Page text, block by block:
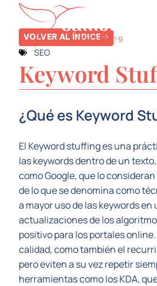
VOLVER AL ÍNDICE
SEO
Keyword
¿Qué es Keyword
El Keyword stuffing es una
las keywords dentro de un
como Google, que lo
de lo que se denomina como
a mayor uso de las keywords
actualizaciones de los
positivo para los portales
calidad, como también el
pero eviten a su vez repetir
herramientas como los KDA,